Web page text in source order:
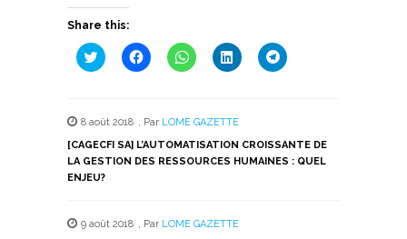
Share this:
Cliquez
pour
une
nouvelle
fenêtre)
Cliquez
pour
une
nouvelle
fenêtre)
Cliquez
pour
une
nouvelle
fenêtre)
Cliquez
pour
une
nouvelle
fenêtre)
Cliquez
pour
nouvelle
fenêtre)
8 août 2018 , Par LOME GAZETTE
[CAGECFI SA] L’AUTOMATISATION CROISSANTE DE
LA GESTION DES RESSOURCES HUMAINES : QUEL
ENJEU?
9 août 2018 , Par LOME GAZETTE